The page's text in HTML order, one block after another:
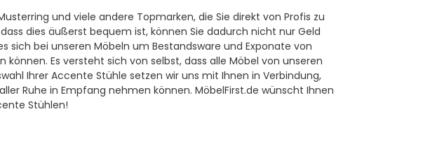
und viele andere Topmarken, die Sie direkt von Profis zu
dies äußerst bequem ist, können Sie dadurch nicht nur Geld
sich bei unseren Möbeln um Bestandsware und Exponate von
Es versteht sich von selbst, dass alle Möbel von unseren
Ihrer Accente Stühle setzen wir uns mit Ihnen in Verbindung,
Ruhe in Empfang nehmen können. MöbelFirst.de wünscht Ihnen
Stühlen!